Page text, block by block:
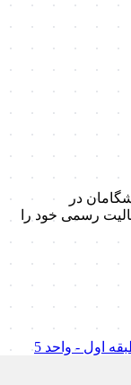
در
رسمی خود را